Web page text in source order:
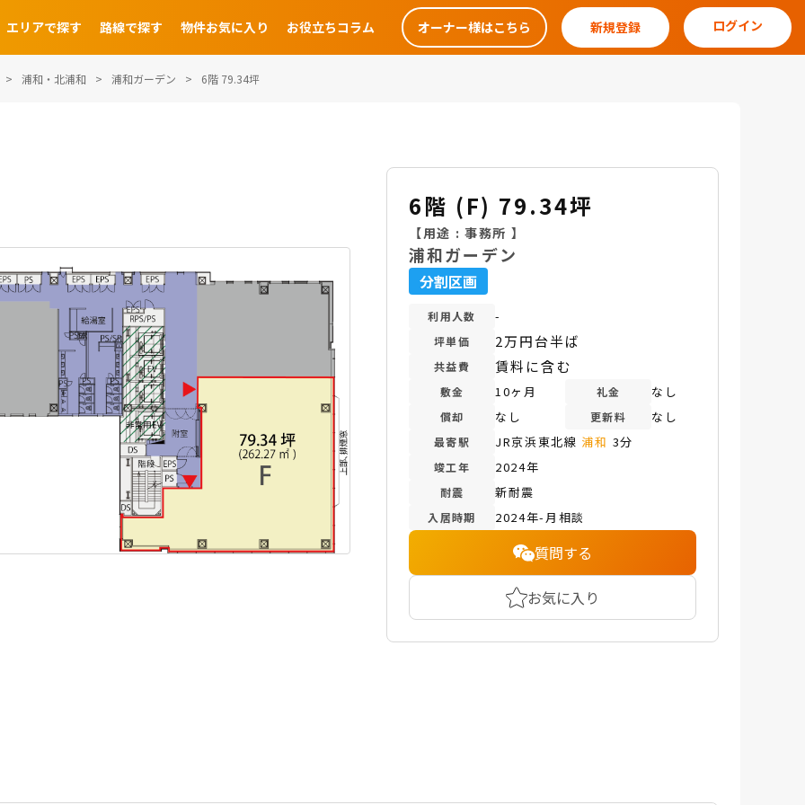
エリアで探す 路線で探す 物件お気に入り お役立ちコラム オーナー様はこちら 新規登録 ログイン
浦和・北浦和 浦和ガーデン 6階 79.34坪
6階 (F) 79.34坪
【用途 :事務所 】
浦和ガーデン
分割区画
利用人数 -
坪単価 2万円台半ば
共益費 賃料に含む
敷金 10ヶ月 礼金 なし
償却 なし 更新料 なし
最寄駅 JR京浜東北線 浦和 3分
竣工年 2024年
耐震 新耐震
入居時期 2024年-月相談
質問する
お気に入り